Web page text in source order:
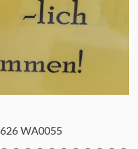
WA0055